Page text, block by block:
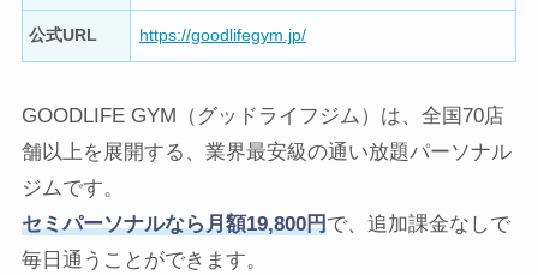
公式URL https://goodlifegym.jp/
GOODLIFE GYM（グッドライフジム）は、全国70店
舗以上を展開する、業界最安級の通い放題パーソナル
ジムです。
セミパーソナルなら月額19,800円で、追加課金なしで
毎日通うことができます。